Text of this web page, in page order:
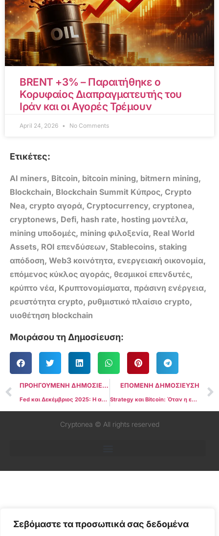
Σεβόμαστε τα προσωπικά σας δεδομένα
BRENT +3% – Παραιτήθηκε ο
Κορυφαίος Διαπραγματευτής του
Ιράν και οι Αγορές Τρέμουν
April 24, 2026 No Comments
Ετικέτες:
AI miners, Bitcoin, bitcoin mining, bitmern mining,
Blockchain, Blockchain Summit Κύπρος, Crypto
Nea, crypto αγορά, Cryptocurrency, cryptonea,
cryptonews, Defi, hash rate, hosting μοντέλα,
mining υποδομές, mining φιλοξενία, Real World
Assets, ROI επενδύσεων, Stablecoins, staking
απόδοση, Web3 κοινότητα, ενεργειακή οικονομία,
επόμενος κύκλος αγοράς, θεσμικοί επενδυτές,
κρύπτο νέα, Κρυπτονομίσματα, πράσινη ενέργεια,
ρευστότητα crypto, ρυθμιστικό πλαίσιο crypto,
υιοθέτηση blockchain
Μοιράσου τη Δημοσίευση:
ΠΡΟΗΓΟΥΜΕΝΗ ΔΗΜΟΣΙΕΥΣΗ
Fed και Δεκέμβριος 2025: Η αγορά «βλέπει» νέα μείωση επιτοκίων
ΕΠΟΜΕΝΗ ΔΗΜΟΣΙΕΥΣΗ
Strategy και Bitcoin: Όταν η εταιρεία αξίζει λιγότερο από τα νομίσματά της
Cryptonea © All rights reserved